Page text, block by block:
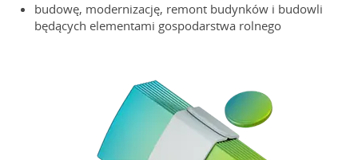
budowę, modernizację, remont budynków i budowli
będących elementami gospodarstwa rolnego